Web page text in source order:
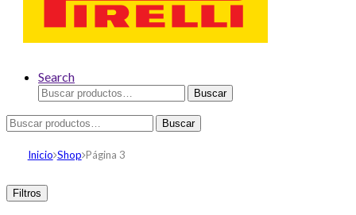
Search
Buscar
por:
Buscar
Buscar
por:
Buscar
Inicio Shop Página 3
Filtros